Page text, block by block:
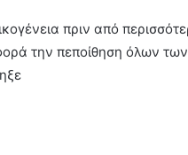
πριν από
την πεποίθηση όλων των